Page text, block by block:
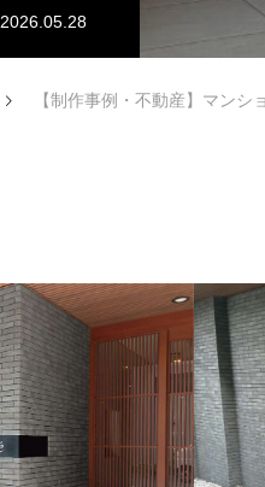
2026.05.28
【制作事例・不動産】マン